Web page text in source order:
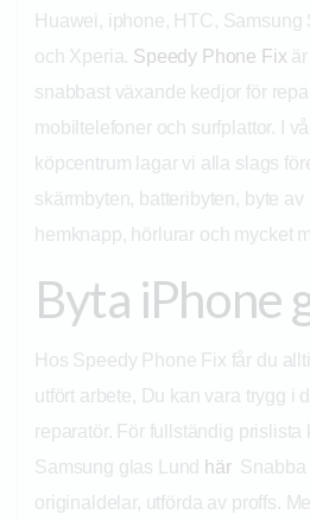
Huawei, iphone, HTC, Samsung
och Xperia. Speedy Phone Fix
snabbast växande kedjor för
mobiltelefoner och surfplattor. I
köpcentrum lagar vi alla slags
skärmbyten, batteribyten, byte av
hemknapp, hörlurar och mycket
Byta iPhone
Hos Speedy Phone Fix får du
utfört arbete, Du kan vara trygg i
reparatör. För fullständig prislista
Samsung glas Lund
här Snabba
originaldelar, utförda av proffs.